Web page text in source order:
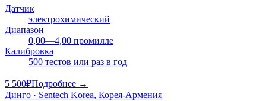
Датчик
электрохимический
Диапазон
0,00—4,00 промилле
Калибровка
500 тестов или раз в год
5 500₽Подробнее →
Динго · Sentech Korea, Корея-Армения